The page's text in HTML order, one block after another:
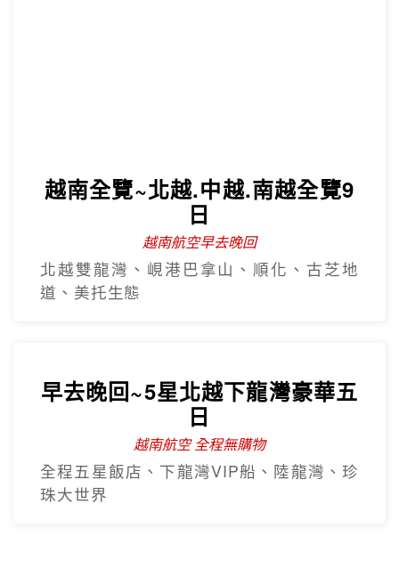
越南全覽~北越.中越.南越全覽9
日
越南航空早去晚回
北越雙龍灣、峴港巴拿山、順化、古芝地
道、美托生態
早去晚回~5星北越下龍灣豪華五
日
越南航空 全程無購物
全程五星飯店、下龍灣VIP船、陸龍灣、珍
珠大世界